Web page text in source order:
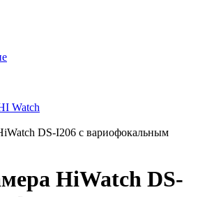
Watch
DS-I206 с вариофокальным
HiWatch DS-